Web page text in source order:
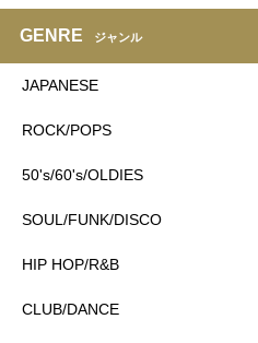
GENRE ジャンル
JAPANESE
ROCK/POPS
50's/60's/OLDIES
SOUL/FUNK/DISCO
HIP HOP/R&B
CLUB/DANCE